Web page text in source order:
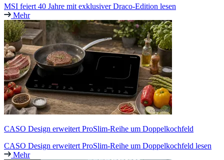
MSI feiert 40 Jahre mit exklusiver Draco-Edition lesen
Mehr
CASO Design erweitert ProSlim-Reihe um Doppelkochfeld
CASO Design erweitert ProSlim-Reihe um Doppelkochfeld lesen
Mehr